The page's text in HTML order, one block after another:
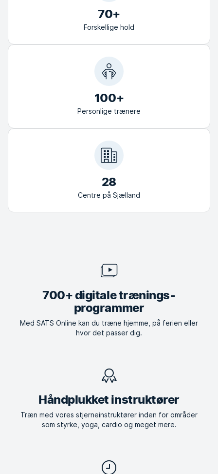
70+
Forskellige hold
100+
Personlige trænere
28
Centre på Sjælland
700+ digitale trænings­
programmer
Med SATS Online kan du træne hjemme, på ferien eller
hvor det passer dig.
Håndplukket instruktører
Træn med vores stjerneinstruktører inden for områder
som styrke, yoga, cardio og meget mere.